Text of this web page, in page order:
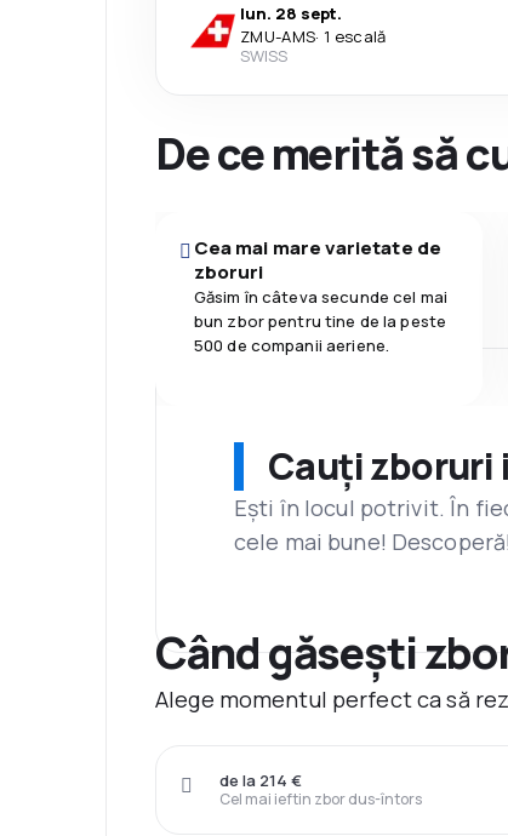
lun. 28 sept.
ZMU-AMS· 1 escală
SWISS
De ce merită să
Cea mai mare varietate de
zboruri
Găsim în câteva secunde cel mai
bun zbor pentru tine de la peste
500 de companii aeriene.
Cauți zboruri
Ești în locul potrivit. În
cele mai bune! Descoperă!
Când găsești
Alege momentul perfect ca să
Cel mai ieftin zbor dus-întors
de la 214 €